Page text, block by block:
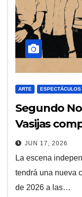
ARTE ESPECTÁCULOS
Segundo
Vasijas
Club de la
JUN 17, 2026
La escena
tendrá una nueva
de 2026 a las…